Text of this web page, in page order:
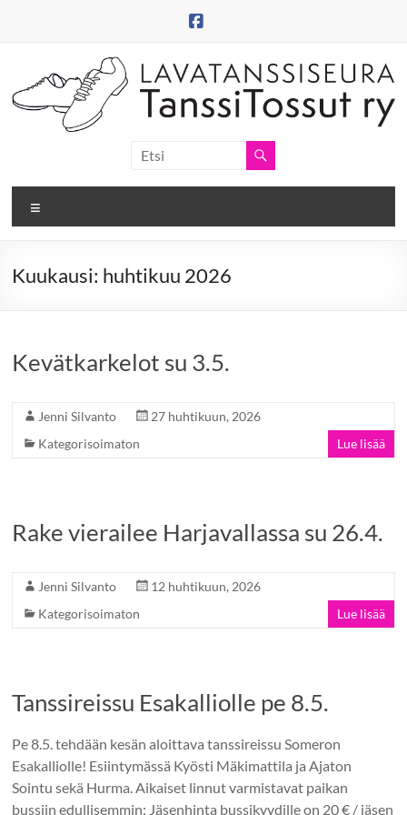
Tanssitossut
ry
Tanssitossujen
sivut
Kuukausi: huhtikuu 2026
Kevätkarkelot su 3.5.
Jenni Silvanto
27 huhtikuun, 2026
Kategorisoimaton
Lue lisää
Rake vierailee Harjavallassa su 26.4.
Jenni Silvanto
12 huhtikuun, 2026
Kategorisoimaton
Lue lisää
Tanssireissu Esakalliolle pe 8.5.
Pe 8.5. tehdään kesän aloittava tanssireissu Someron
Esakalliolle! Esiintymässä Kyösti Mäkimattila ja Ajaton
Sointu sekä Hurma. Aikaiset linnut varmistavat paikan
bussiin edullisemmin: Jäsenhinta bussikyydille on 20 € / jäsen